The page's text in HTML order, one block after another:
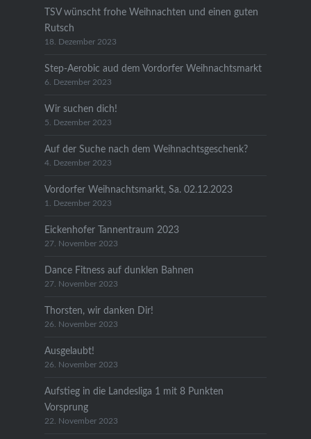
TSV wünscht frohe Weihnachten und einen guten
Rutsch
18. Dezember 2023
Step-Aerobic aud dem Vordorfer Weihnachtsmarkt
6. Dezember 2023
Wir suchen dich!
5. Dezember 2023
Auf der Suche nach dem Weihnachtsgeschenk?
4. Dezember 2023
Vordorfer Weihnachtsmarkt, Sa. 02.12.2023
1. Dezember 2023
Eickenhofer Tannentraum 2023
27. November 2023
Dance Fitness auf dunklen Bahnen
27. November 2023
Thorsten, wir danken Dir!
26. November 2023
Ausgelaubt!
26. November 2023
Aufstieg in die Landesliga 1 mit 8 Punkten
Vorsprung
22. November 2023